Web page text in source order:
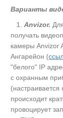
Варианты
1.Anvizor.
получать
камеры Anvizor
Ангарейон (
"белого" IP
с охранным
происходит
провоцирует